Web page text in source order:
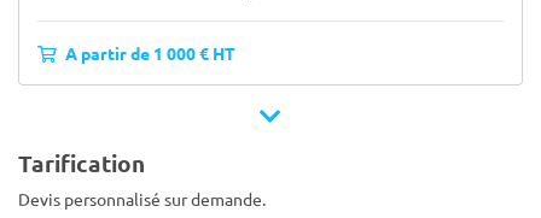
A partir de 1 000 € HT
Tarification
Devis personnalisé sur demande.